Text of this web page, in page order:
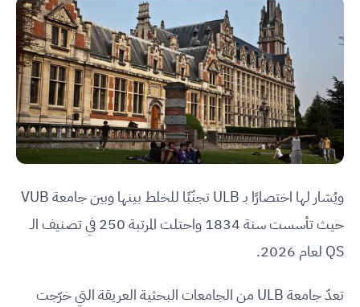
ويُشار لها اختصارًا بـ ULB تجنّبًا للخلط بينها وبين جامعة VUB
حيث تأسست سنة 1834 واحتلت المرتبة 250 في تصنيف الـ
QS لعام 2026.
تعدّ جامعة ULB من الجامعات البحثية العريقة التي خرّجت